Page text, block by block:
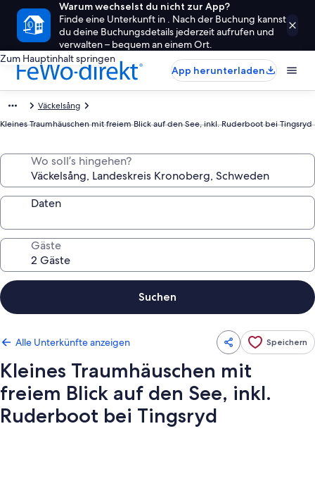
Warum wechselst du nicht zur App?
Finde eine Unterkunft in . Nach der Buchung kannst
du deine Buchungsdetails jederzeit aufrufen und
verwalten – bequem an einem Ort.
Zum Hauptinhalt springen
App herunterladen
Väckelsång
Kleines Traumhäuschen mit freiem Blick auf den See, inkl. Ruderboot bei Tingsryd
Wo soll’s hingehen?
Daten
Gäste
Suchen
Alle Unterkünfte anzeigen Speichern
Kleines Traumhäuschen mit
freiem Blick auf den See, inkl.
Ruderboot bei Tingsryd